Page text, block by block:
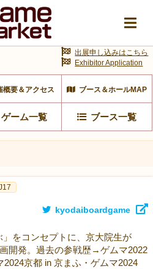
概要＆アクセス ブース＆ホールMAP
ゲーム一覧 ブース一覧
出展申し込みはこちら
Exhibitor Application
kyodaiboardgame
」をコンセプトに、京大院生が
開発。過去の参戦歴→ゲムマ2022
京都 in 京まふ・ゲムマ2024